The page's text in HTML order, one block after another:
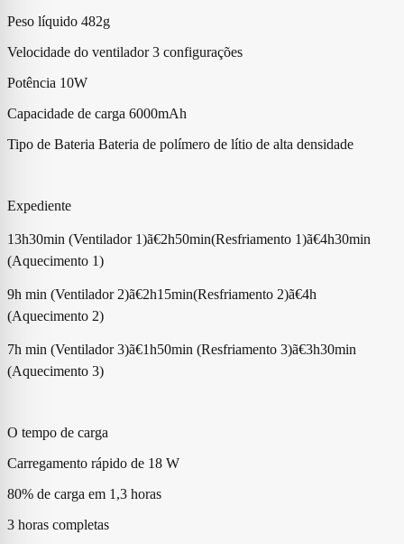
Peso líquido 482g
Velocidade do ventilador 3 configurações
Potência 10W
Capacidade de carga 6000mAh
Tipo de Bateria Bateria de polímero de lítio de alta densidade
Expediente
13h30min (Ventilador 1)ã€2h50min(Resfriamento 1)ã€4h30min
(Aquecimento 1)
9h min (Ventilador 2)ã€2h15min(Resfriamento 2)ã€4h
(Aquecimento 2)
7h min (Ventilador 3)ã€1h50min (Resfriamento 3)ã€3h30min
(Aquecimento 3)
O tempo de carga
Carregamento rápido de 18 W
80% de carga em 1,3 horas
3 horas completas